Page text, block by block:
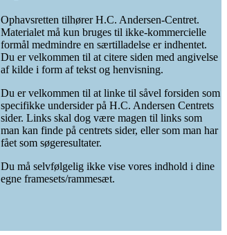
Ophavsretten tilhører H.C. Andersen-Centret.
Materialet må kun bruges til ikke-kommercielle
formål medmindre en særtilladelse er indhentet.
Du er velkommen til at citere siden med angivelse
af kilde i form af tekst og henvisning.
Du er velkommen til at linke til såvel forsiden som
specifikke undersider på H.C. Andersen Centrets
sider. Links skal dog være magen til links som
man kan finde på centrets sider, eller som man har
fået som søgeresultater.
Du må selvfølgelig ikke vise vores indhold i dine
egne framesets/rammesæt.